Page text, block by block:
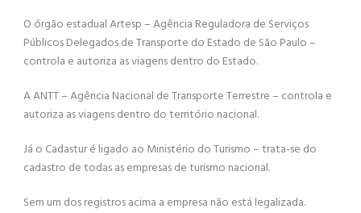
O órgão estadual Artesp – Agência Reguladora de Serviços
Públicos Delegados de Transporte do Estado de São Paulo –
controla e autoriza as viagens dentro do Estado.
A ANTT – Agência Nacional de Transporte Terrestre – controla e
autoriza as viagens dentro do território nacional.
Já o Cadastur é ligado ao Ministério do Turismo – trata-se do
cadastro de todas as empresas de turismo nacional.
Sem um dos registros acima a empresa não está legalizada.